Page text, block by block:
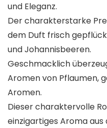
und Eleganz.
Der charakterstarke
dem Duft frisch
und Johannisbeeren.
Geschmacklich
Aromen von Pflaumen,
Aromen.
Dieser charaktervolle
einzigartiges Aroma